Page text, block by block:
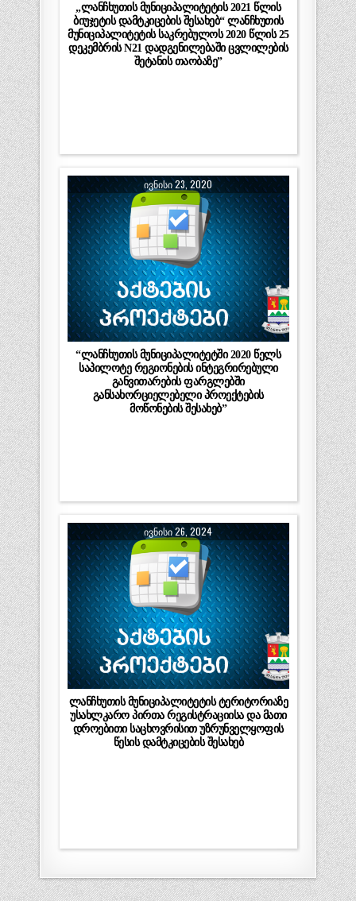
„ლანჩხუთის მუნიციპალიტეტის 2021 წლის
ბიუჯეტის დამტკიცების შესახებ“ ლანჩხუთის
მუნიციპალიტეტის საკრებულოს 2020 წლის 25
დეკემბრის N21 დადგენილებაში ცვლილების
შეტანის თაობაზე”
ᲘᲕᲜᲘᲡᲘ 23, 2020
“ლანჩხუთის მუნიციპალიტეტში 2020 წელს
საპილოტე რეგიონების ინტეგრირებული
განვითარების ფარგლებში
განსახორციელებელი პროექტების
მოწონების შესახებ”
ᲘᲕᲜᲘᲡᲘ 26, 2024
ლანჩხუთის მუნიციპალიტეტის ტერიტორიაზე
უსახლკარო პირთა რეგისტრაციისა და მათი
დროებითი საცხოვრისით უზრუნველყოფის
წესის დამტკიცების შესახებ